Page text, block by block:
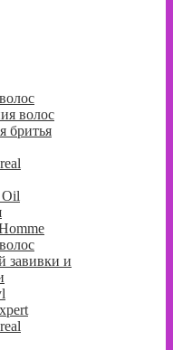
волос
бритья
Oil
завивки и